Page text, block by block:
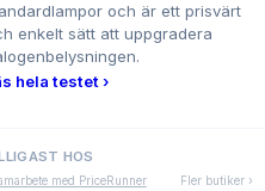
och är ett prisvärt
enkelt sätt att uppgradera
hela testet ›
HOS
med PriceRunner Fler butiker ›